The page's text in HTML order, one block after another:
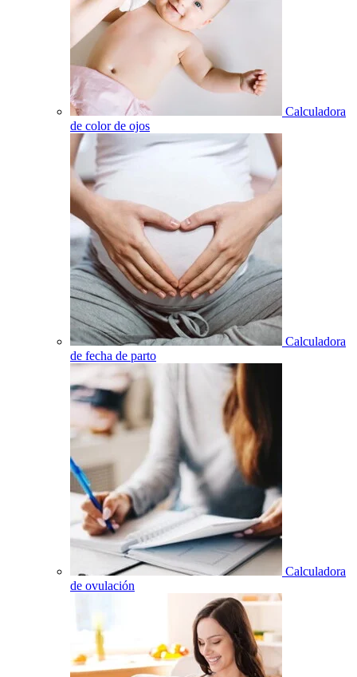
Calculadora
de color de ojos
Calculadora
de fecha de parto
Calculadora
de ovulación